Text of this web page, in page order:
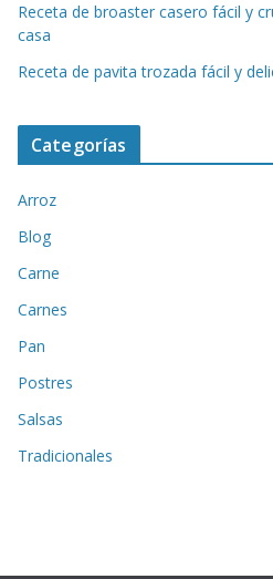
Receta de broaster casero fácil y
casa
Receta de pavita trozada fácil y
Categorías
Arroz
Blog
Carne
Carnes
Pan
Postres
Salsas
Tradicionales